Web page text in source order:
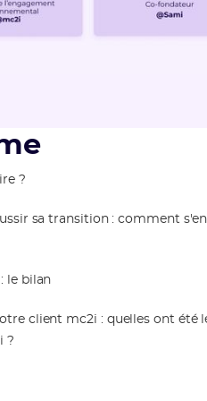
?
sa transition : comment
le bilan
client mc2i : quelles ont été
?